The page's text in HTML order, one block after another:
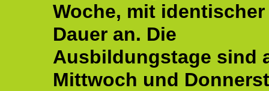
Woche, mit identischer
Dauer an. Die
Ausbildungstage sind
Mittwoch und